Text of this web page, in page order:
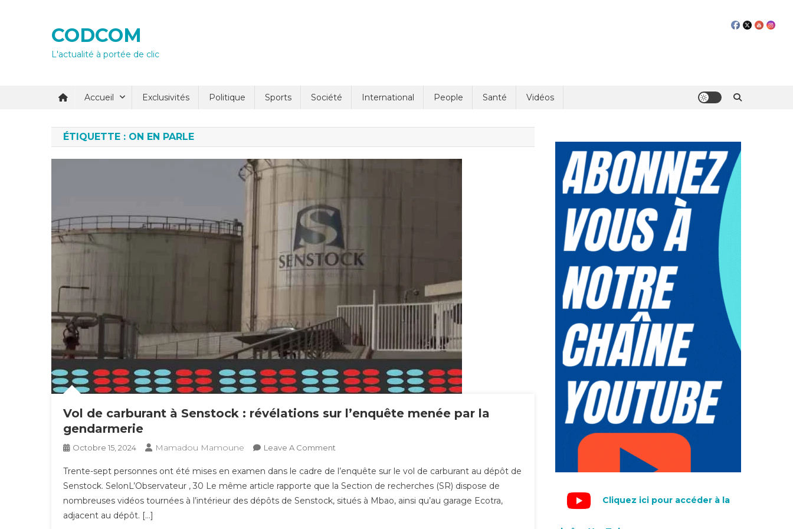
CODCOM
L'actualité à portée de clic
Accueil Exclusivités Politique Sports Société International People Santé Vidéos
ÉTIQUETTE : ON EN PARLE
Vol de carburant à Senstock : révélations sur l’enquête menée par la
gendarmerie
Octobre 15, 2024 Mamadou Mamoune Leave A Comment
De
Carburant
À
Trente-sept personnes ont été mises en examen dans le cadre de l’enquête sur le vol de carburant au dépôt de
Senstock. SelonL’Observateur , 30 Le même article rapporte que la Section de recherches (SR) dispose de
nombreuses vidéos tournées à l’intérieur des dépôts de Senstock, situés à Mbao, ainsi qu’au garage Ecotra,
adjacent au dépôt. […]
Cliquez ici pour accéder à la